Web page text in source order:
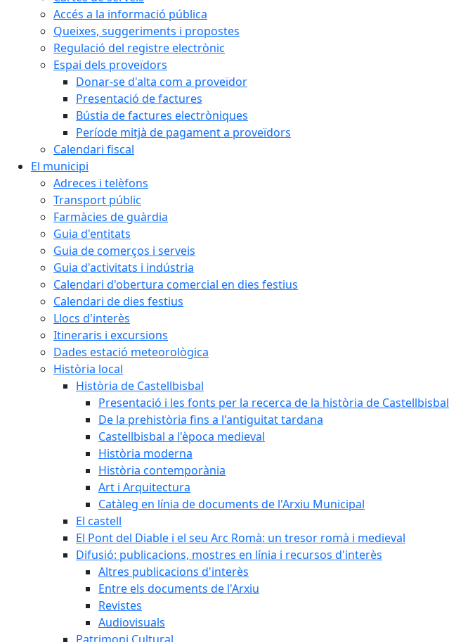
Accés a la informació pública
Queixes, suggeriments i propostes
Regulació del registre electrònic
Espai dels proveïdors
Donar-se d'alta com a proveïdor
Presentació de factures
Bústia de factures electròniques
Període mitjà de pagament a proveïdors
Calendari fiscal
El municipi
Adreces i telèfons
Transport públic
Farmàcies de guàrdia
Guia d'entitats
Guia de comerços i serveis
Guia d'activitats i indústria
Calendari d'obertura comercial en dies festius
Calendari de dies festius
Llocs d'interès
Itineraris i excursions
Dades estació meteorològica
Història local
Història de Castellbisbal
Presentació i les fonts per la recerca de la història de Castellbisbal
De la prehistòria fins a l'antiguitat tardana
Castellbisbal a l'època medieval
Història moderna
Història contemporània
Art i Arquitectura
Catàleg en línia de documents de l'Arxiu Municipal
El castell
El Pont del Diable i el seu Arc Romà: un tresor romà i medieval
Difusió: publicacions, mostres en línia i recursos d'interès
Altres publicacions d'interès
Entre els documents de l'Arxiu
Revistes
Audiovisuals